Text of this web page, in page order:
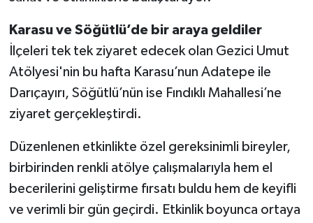
Karasu ve Söğütlü’de bir araya geldiler
İlçeleri tek tek ziyaret edecek olan Gezici Umut
Atölyesi'nin bu hafta Karasu’nun Adatepe ile
Darıçayırı, Söğütlü’nün ise Fındıklı Mahallesi’ne
ziyaret gerçekleştirdi.
Düzenlenen etkinlikte özel gereksinimli bireyler,
birbirinden renkli atölye çalışmalarıyla hem el
becerilerini geliştirme fırsatı buldu hem de keyifli
ve verimli bir gün geçirdi. Etkinlik boyunca ortaya